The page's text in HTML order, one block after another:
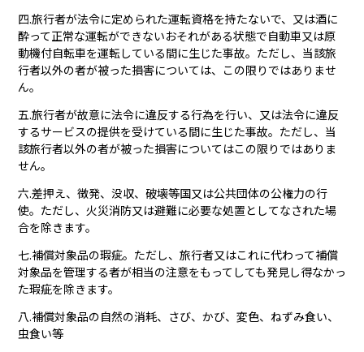
四.旅行者が法令に定められた運転資格を持たないで、又は酒に
酔って正常な運転ができないおそれがある状態で自動車又は原
動機付自転車を運転している間に生じた事故。ただし、当該旅
行者以外の者が被った損害については、この限りではありませ
ん。
五.旅行者が故意に法令に違反する行為を行い、又は法令に違反
するサービスの提供を受けている間に生じた事故。ただし、当
該旅行者以外の者が被った損害についてはこの限りではありま
せん。
六.差押え、徴発、没収、破壊等国又は公共団体の公権力の行
使。ただし、火災消防又は避難に必要な処置としてなされた場
合を除きます。
七.補償対象品の瑕疵。ただし、旅行者又はこれに代わって補償
対象品を管理する者が相当の注意をもってしても発見し得なかっ
た瑕疵を除きます。
八.補償対象品の自然の消耗、さび、かび、変色、ねずみ食い、
虫食い等